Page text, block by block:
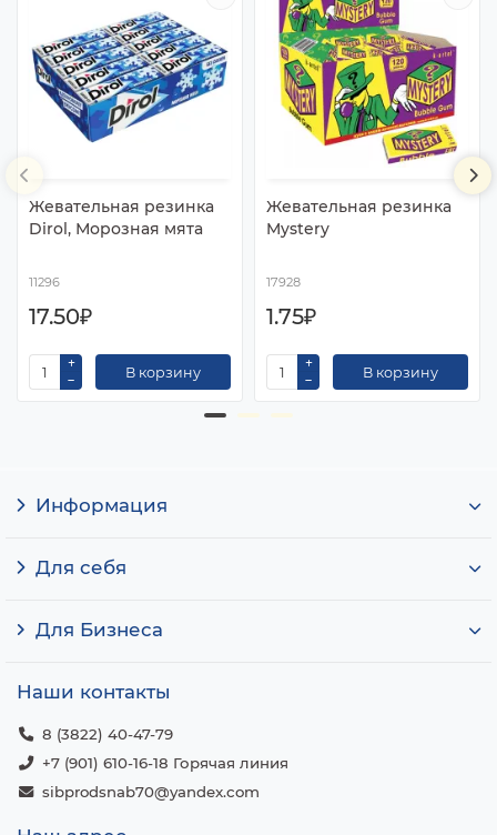
Жевательная резинка
Dirol, Морозная мята
11296
17.50₽
В корзину
Жевательная резинка
Mystery
17928
1.75₽
В корзину
Информация
Для себя
Для Бизнеса
Наши контакты
8 (3822) 40-47-79
+7 (901) 610-16-18 Горячая линия
sibprodsnab70@yandex.com